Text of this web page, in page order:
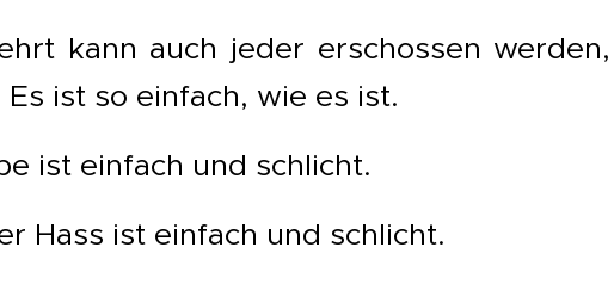
kann auch jeder erschossen
Es ist so einfach, wie es ist.
ist einfach und schlicht.
Hass ist einfach und schlicht.